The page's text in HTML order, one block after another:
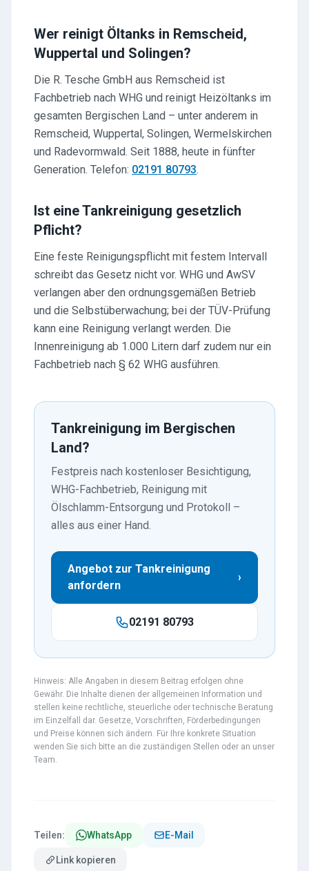
Wer reinigt Öltanks in Remscheid,
Wuppertal und Solingen?
Die R. Tesche GmbH aus Remscheid ist
Fachbetrieb nach WHG und reinigt Heizöltanks im
gesamten Bergischen Land – unter anderem in
Remscheid, Wuppertal, Solingen, Wermelskirchen
und Radevormwald. Seit 1888, heute in fünfter
Generation. Telefon: 02191 80793.
Ist eine Tankreinigung gesetzlich
Pflicht?
Eine feste Reinigungspflicht mit festem Intervall
schreibt das Gesetz nicht vor. WHG und AwSV
verlangen aber den ordnungsgemäßen Betrieb
und die Selbstüberwachung; bei der TÜV-Prüfung
kann eine Reinigung verlangt werden. Die
Innenreinigung ab 1.000 Litern darf zudem nur ein
Fachbetrieb nach § 62 WHG ausführen.
Tankreinigung im Bergischen
Land?
Festpreis nach kostenloser Besichtigung,
WHG-Fachbetrieb, Reinigung mit
Ölschlamm-Entsorgung und Protokoll –
alles aus einer Hand.
Angebot zur Tankreinigung
anfordern
›
02191 80793
Hinweis: Alle Angaben in diesem Beitrag erfolgen ohne
Gewähr. Die Inhalte dienen der allgemeinen Information und
stellen keine rechtliche, steuerliche oder technische Beratung
im Einzelfall dar. Gesetze, Vorschriften, Förderbedingungen
und Preise können sich ändern. Für Ihre konkrete Situation
wenden Sie sich bitte an die zuständigen Stellen oder an unser
Team.
Teilen: WhatsApp E-Mail
Link kopieren